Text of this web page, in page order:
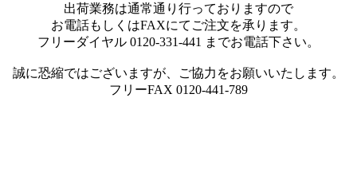
出荷業務は通常通り行っておりますので
お電話もしくはFAXにてご注文を承ります。
フリーダイヤル 0120-331-441 までお電話下さい。
誠に恐縮ではございますが、ご協力をお願いいたします。
フリーFAX 0120-441-789